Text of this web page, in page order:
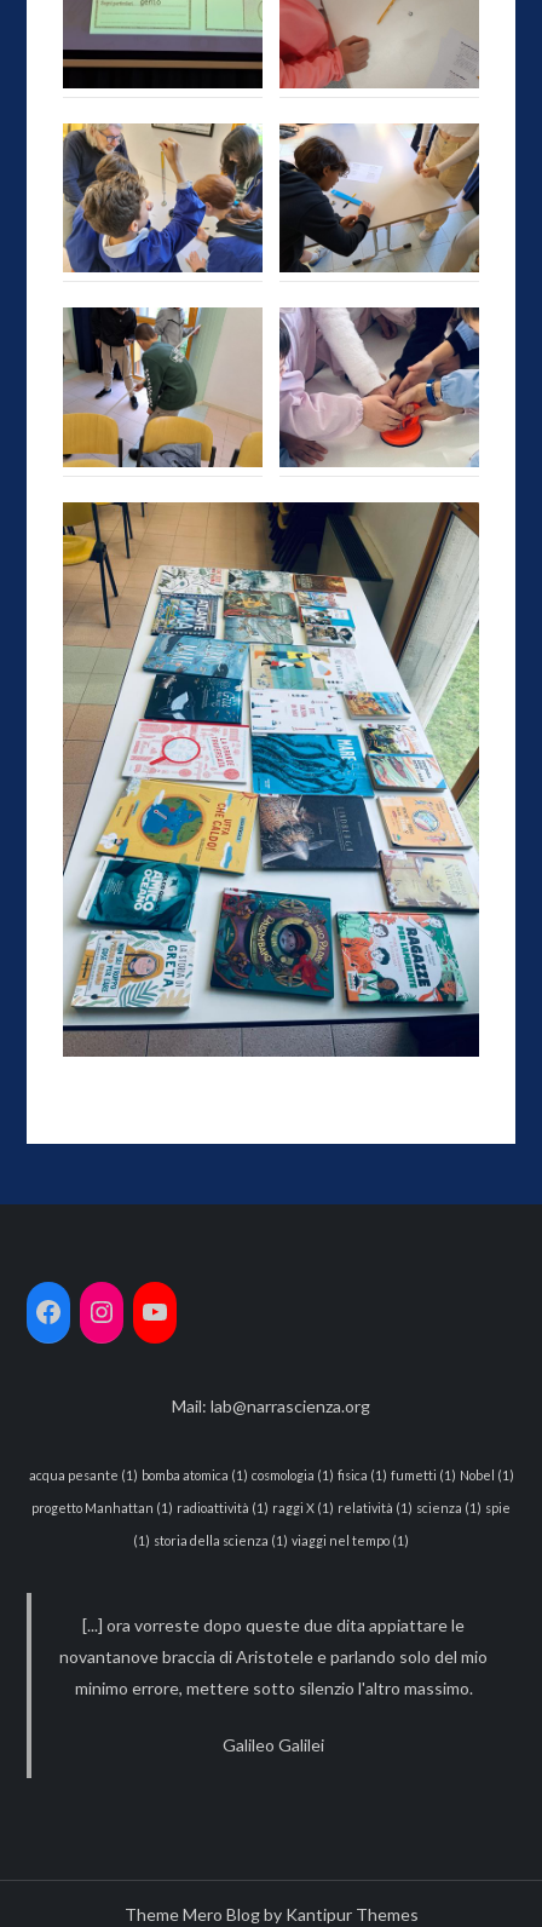
Mail: lab@narrascienza.org
acqua pesante (1) bomba atomica (1) cosmologia (1) fisica (1) fumetti (1) Nobel (1)
progetto Manhattan (1) radioattività (1) raggi X (1) relatività (1) scienza (1) spie
(1) storia della scienza (1) viaggi nel tempo (1)
[...] ora vorreste dopo queste due dita appiattare le
novantanove braccia di Aristotele e parlando solo del mio
minimo errore, mettere sotto silenzio l'altro massimo.
Galileo Galilei
Theme Mero Blog by Kantipur Themes